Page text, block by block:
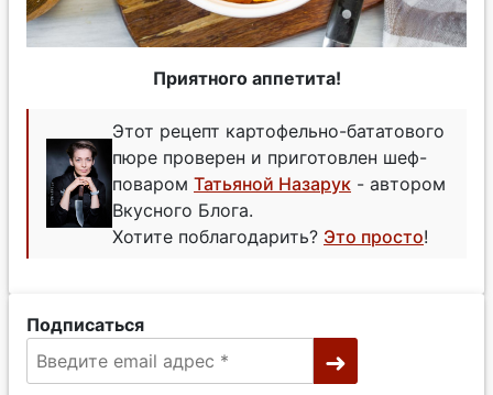
Приятного аппетита!
Этот рецепт картофельно-бататового
пюре проверен и приготовлен шеф-
поваром Татьяной Назарук - автором
Вкусного Блога.
Хотите поблагодарить? Это просто!
Подписаться